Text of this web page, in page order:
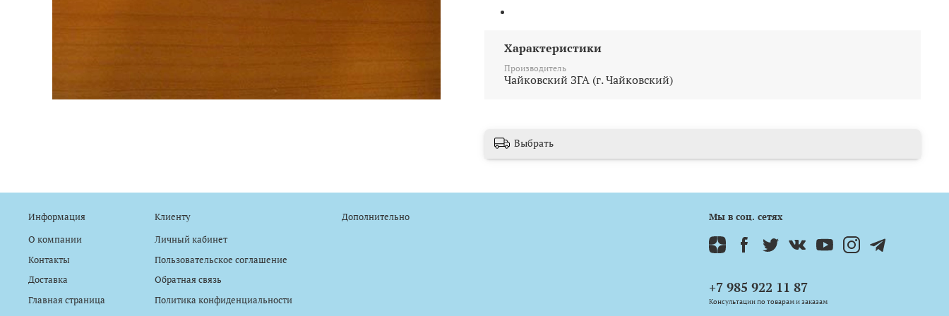
Характеристики
Производитель
Чайковский ЗГА (г. Чайковский)
Выбрать
Информация
О компании
Контакты
Доставка
Главная страница
Клиенту
Личный кабинет
Пользовательское соглашение
Обратная связь
Политика конфиденциальности
Дополнительно Мы в соц. сетях
+7 985 922 11 87
Консультации по товарам и заказам